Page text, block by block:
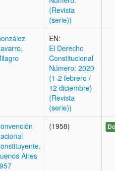
(Revista
(serie))
EN:
El Derecho
Constitucional
Número: 2020
(1-2 febrero /
12 diciembre)
(Revista
(serie))
Aires
(1958)